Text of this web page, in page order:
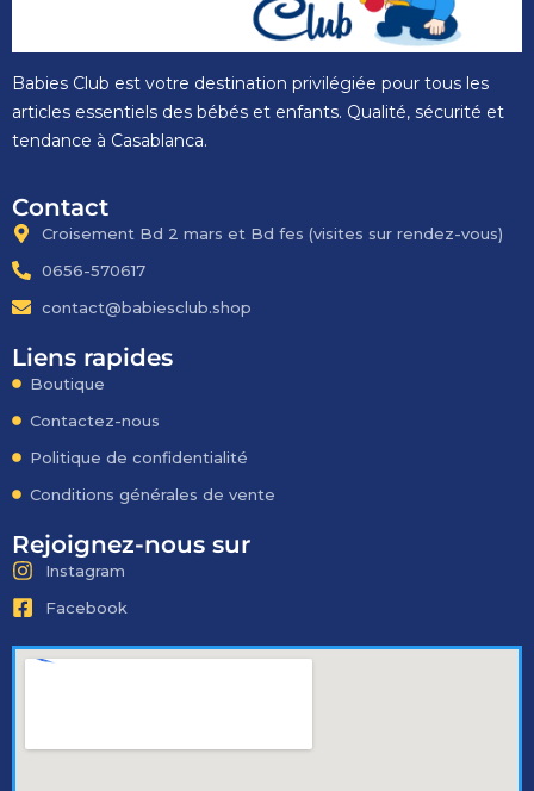
Babies Club est votre destination privilégiée pour tous les
articles essentiels des bébés et enfants. Qualité, sécurité et
tendance à Casablanca.
Contact
Croisement Bd 2 mars et Bd fes​ (visites sur rendez-vous)
0656-570617
contact@babiesclub.shop
Liens rapides
Boutique
Contactez-nous
Politique de confidentialité
Conditions générales de vente
Rejoignez-nous sur
Instagram
Facebook